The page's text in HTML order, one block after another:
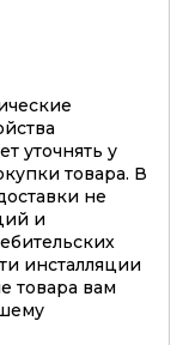
уточнять у
товара. В
не
и
инсталляции
товара вам